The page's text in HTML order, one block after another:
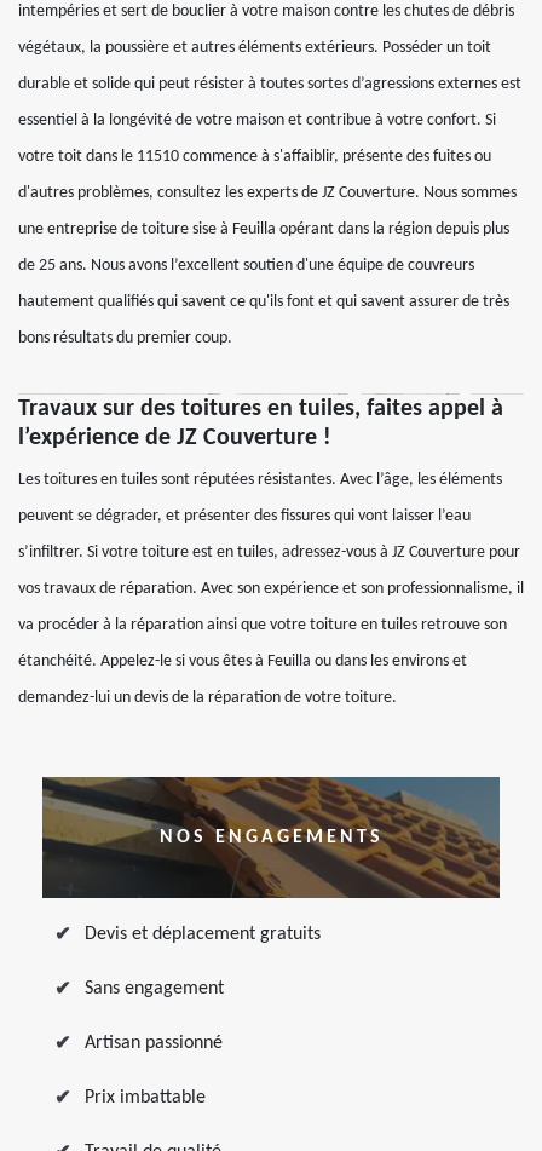
intempéries et sert de bouclier à votre maison contre les chutes de débris
végétaux, la poussière et autres éléments extérieurs. Posséder un toit
durable et solide qui peut résister à toutes sortes d’agressions externes est
essentiel à la longévité de votre maison et contribue à votre confort. Si
votre toit dans le 11510 commence à s'affaiblir, présente des fuites ou
d'autres problèmes, consultez les experts de JZ Couverture. Nous sommes
une entreprise de toiture sise à Feuilla opérant dans la région depuis plus
de 25 ans. Nous avons l’excellent soutien d'une équipe de couvreurs
hautement qualifiés qui savent ce qu'ils font et qui savent assurer de très
bons résultats du premier coup.
Travaux sur des toitures en tuiles, faites appel à
l’expérience de JZ Couverture !
Les toitures en tuiles sont réputées résistantes. Avec l’âge, les éléments
peuvent se dégrader, et présenter des fissures qui vont laisser l’eau
s’infiltrer. Si votre toiture est en tuiles, adressez-vous à JZ Couverture pour
vos travaux de réparation. Avec son expérience et son professionnalisme, il
va procéder à la réparation ainsi que votre toiture en tuiles retrouve son
étanchéité. Appelez-le si vous êtes à Feuilla ou dans les environs et
demandez-lui un devis de la réparation de votre toiture.
NOS ENGAGEMENTS
Devis et déplacement gratuits
Sans engagement
Artisan passionné
Prix imbattable